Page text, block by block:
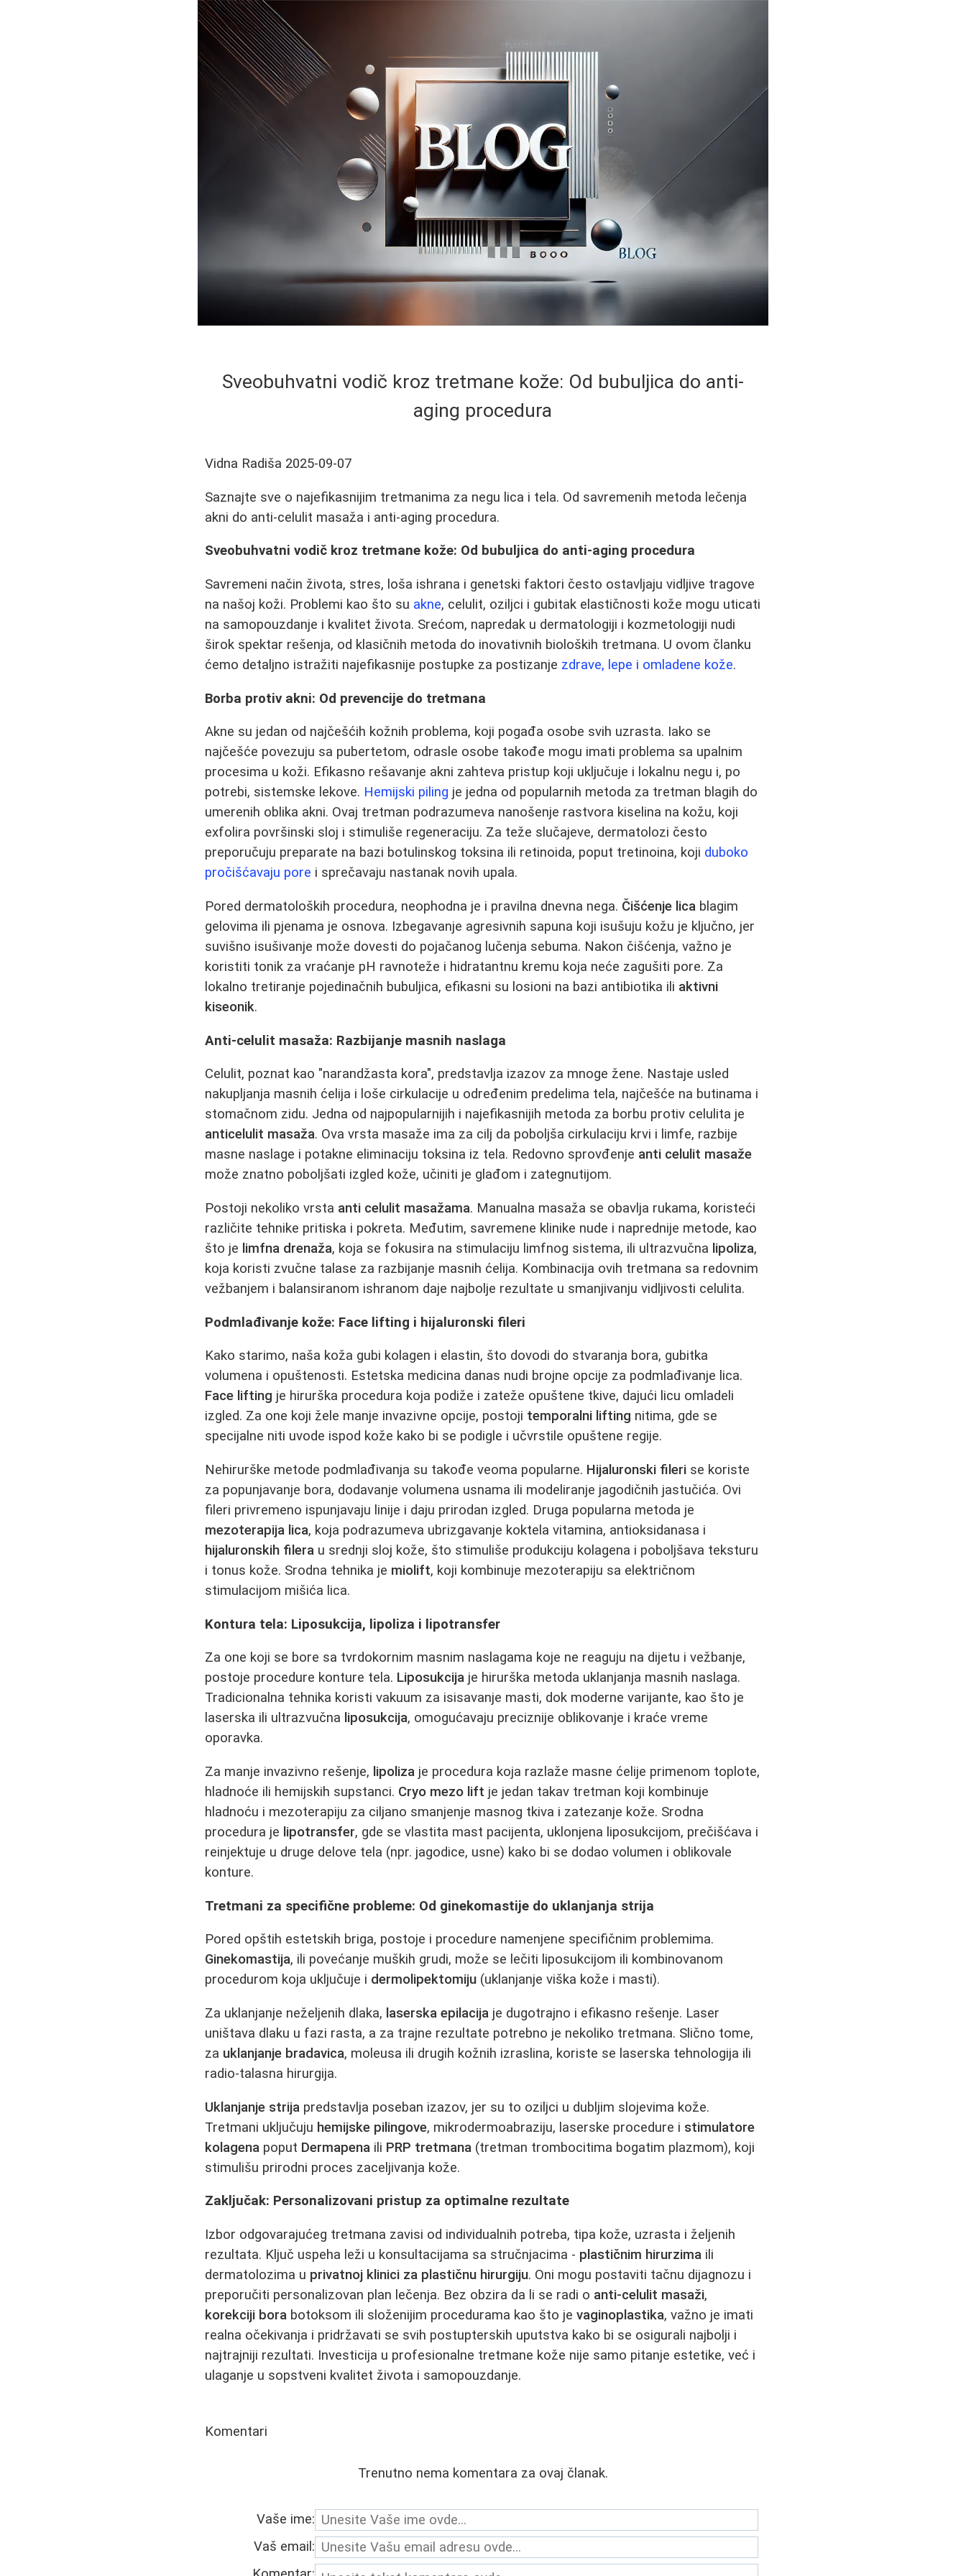
Sveobuhvatni vodič kroz tretmane kože: Od bubuljica do anti-
aging procedura
Vidna Radiša 2025-09-07
Saznajte sve o najefikasnijim tretmanima za negu lica i tela. Od savremenih metoda lečenja
akni do anti-celulit masaža i anti-aging procedura.
Sveobuhvatni vodič kroz tretmane kože: Od bubuljica do anti-aging procedura
Savremeni način života, stres, loša ishrana i genetski faktori često ostavljaju vidljive tragove
na našoj koži. Problemi kao što su akne, celulit, oziljci i gubitak elastičnosti kože mogu uticati
na samopouzdanje i kvalitet života. Srećom, napredak u dermatologiji i kozmetologiji nudi
širok spektar rešenja, od klasičnih metoda do inovativnih bioloških tretmana. U ovom članku
ćemo detaljno istražiti najefikasnije postupke za postizanje zdrave, lepe i omladene kože.
Borba protiv akni: Od prevencije do tretmana
Akne su jedan od najčešćih kožnih problema, koji pogađa osobe svih uzrasta. Iako se
najčešće povezuju sa pubertetom, odrasle osobe takođe mogu imati problema sa upalnim
procesima u koži. Efikasno rešavanje akni zahteva pristup koji uključuje i lokalnu negu i, po
potrebi, sistemske lekove. Hemijski piling je jedna od popularnih metoda za tretman blagih do
umerenih oblika akni. Ovaj tretman podrazumeva nanošenje rastvora kiselina na kožu, koji
exfolira površinski sloj i stimuliše regeneraciju. Za teže slučajeve, dermatolozi često
preporučuju preparate na bazi botulinskog toksina ili retinoida, poput tretinoina, koji duboko
pročišćavaju pore i sprečavaju nastanak novih upala.
Pored dermatoloških procedura, neophodna je i pravilna dnevna nega. Čišćenje lica blagim
gelovima ili pjenama je osnova. Izbegavanje agresivnih sapuna koji isušuju kožu je ključno, jer
suvišno isušivanje može dovesti do pojačanog lučenja sebuma. Nakon čišćenja, važno je
koristiti tonik za vraćanje pH ravnoteže i hidratantnu kremu koja neće zagušiti pore. Za
lokalno tretiranje pojedinačnih bubuljica, efikasni su losioni na bazi antibiotika ili aktivni
kiseonik.
Anti-celulit masaža: Razbijanje masnih naslaga
Celulit, poznat kao "narandžasta kora", predstavlja izazov za mnoge žene. Nastaje usled
nakupljanja masnih ćelija i loše cirkulacije u određenim predelima tela, najčešće na butinama i
stomačnom zidu. Jedna od najpopularnijih i najefikasnijih metoda za borbu protiv celulita je
anticelulit masaža. Ova vrsta masaže ima za cilj da poboljša cirkulaciju krvi i limfe, razbije
masne naslage i potakne eliminaciju toksina iz tela. Redovno sprovđenje anti celulit masaže
može znatno poboljšati izgled kože, učiniti je glađom i zategnutijom.
Postoji nekoliko vrsta anti celulit masažama. Manualna masaža se obavlja rukama, koristeći
različite tehnike pritiska i pokreta. Međutim, savremene klinike nude i naprednije metode, kao
što je limfna drenaža, koja se fokusira na stimulaciju limfnog sistema, ili ultrazvučna lipoliza,
koja koristi zvučne talase za razbijanje masnih ćelija. Kombinacija ovih tretmana sa redovnim
vežbanjem i balansiranom ishranom daje najbolje rezultate u smanjivanju vidljivosti celulita.
Podmlađivanje kože: Face lifting i hijaluronski fileri
Kako starimo, naša koža gubi kolagen i elastin, što dovodi do stvaranja bora, gubitka
volumena i opuštenosti. Estetska medicina danas nudi brojne opcije za podmlađivanje lica.
Face lifting je hirurška procedura koja podiže i zateže opuštene tkive, dajući licu omladeli
izgled. Za one koji žele manje invazivne opcije, postoji temporalni lifting nitima, gde se
specijalne niti uvode ispod kože kako bi se podigle i učvrstile opuštene regije.
Nehirurške metode podmlađivanja su takođe veoma popularne. Hijaluronski fileri se koriste
za popunjavanje bora, dodavanje volumena usnama ili modeliranje jagodičnih jastučića. Ovi
fileri privremeno ispunjavaju linije i daju prirodan izgled. Druga popularna metoda je
mezoterapija lica, koja podrazumeva ubrizgavanje koktela vitamina, antioksidanasa i
hijaluronskih filera u srednji sloj kože, što stimuliše produkciju kolagena i poboljšava teksturu
i tonus kože. Srodna tehnika je miolift, koji kombinuje mezoterapiju sa električnom
stimulacijom mišića lica.
Kontura tela: Liposukcija, lipoliza i lipotransfer
Za one koji se bore sa tvrdokornim masnim naslagama koje ne reaguju na dijetu i vežbanje,
postoje procedure konture tela. Liposukcija je hirurška metoda uklanjanja masnih naslaga.
Tradicionalna tehnika koristi vakuum za isisavanje masti, dok moderne varijante, kao što je
laserska ili ultrazvučna liposukcija, omogućavaju preciznije oblikovanje i kraće vreme
oporavka.
Za manje invazivno rešenje, lipoliza je procedura koja razlaže masne ćelije primenom toplote,
hladnoće ili hemijskih supstanci. Cryo mezo lift je jedan takav tretman koji kombinuje
hladnoću i mezoterapiju za ciljano smanjenje masnog tkiva i zatezanje kože. Srodna
procedura je lipotransfer, gde se vlastita mast pacijenta, uklonjena liposukcijom, prečišćava i
reinjektuje u druge delove tela (npr. jagodice, usne) kako bi se dodao volumen i oblikovale
konture.
Tretmani za specifične probleme: Od ginekomastije do uklanjanja strija
Pored opštih estetskih briga, postoje i procedure namenjene specifičnim problemima.
Ginekomastija, ili povećanje muških grudi, može se lečiti liposukcijom ili kombinovanom
procedurom koja uključuje i dermolipektomiju (uklanjanje viška kože i masti).
Za uklanjanje neželjenih dlaka, laserska epilacija je dugotrajno i efikasno rešenje. Laser
uništava dlaku u fazi rasta, a za trajne rezultate potrebno je nekoliko tretmana. Slično tome,
za uklanjanje bradavica, moleusa ili drugih kožnih izraslina, koriste se laserska tehnologija ili
radio-talasna hirurgija.
Uklanjanje strija predstavlja poseban izazov, jer su to oziljci u dubljim slojevima kože.
Tretmani uključuju hemijske pilingove, mikrodermoabraziju, laserske procedure i stimulatore
kolagena poput Dermapena ili PRP tretmana (tretman trombocitima bogatim plazmom), koji
stimulišu prirodni proces zaceljivanja kože.
Zaključak: Personalizovani pristup za optimalne rezultate
Izbor odgovarajućeg tretmana zavisi od individualnih potreba, tipa kože, uzrasta i željenih
rezultata. Ključ uspeha leži u konsultacijama sa stručnjacima - plastičnim hirurzima ili
dermatolozima u privatnoj klinici za plastičnu hirurgiju. Oni mogu postaviti tačnu dijagnozu i
preporučiti personalizovan plan lečenja. Bez obzira da li se radi o anti-celulit masaži,
korekciji bora botoksom ili složenijim procedurama kao što jevaginoplastika, važno je imati
realna očekivanja i pridržavati se svih postupterskih uputstva kako bi se osigurali najbolji i
najtrajniji rezultati. Investicija u profesionalne tretmane kože nije samo pitanje estetike, već i
ulaganje u sopstveni kvalitet života i samopouzdanje.
Komentari
Trenutno nema komentara za ovaj članak.
Vaše ime:
Vaš email: